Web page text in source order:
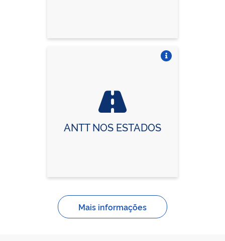
ANTT NOS ESTADOS
Mais informações